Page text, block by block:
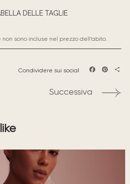
DELLE TAGLIE
sono incluse nel prezzo dell’abito.
Condividere sui social
Successiva